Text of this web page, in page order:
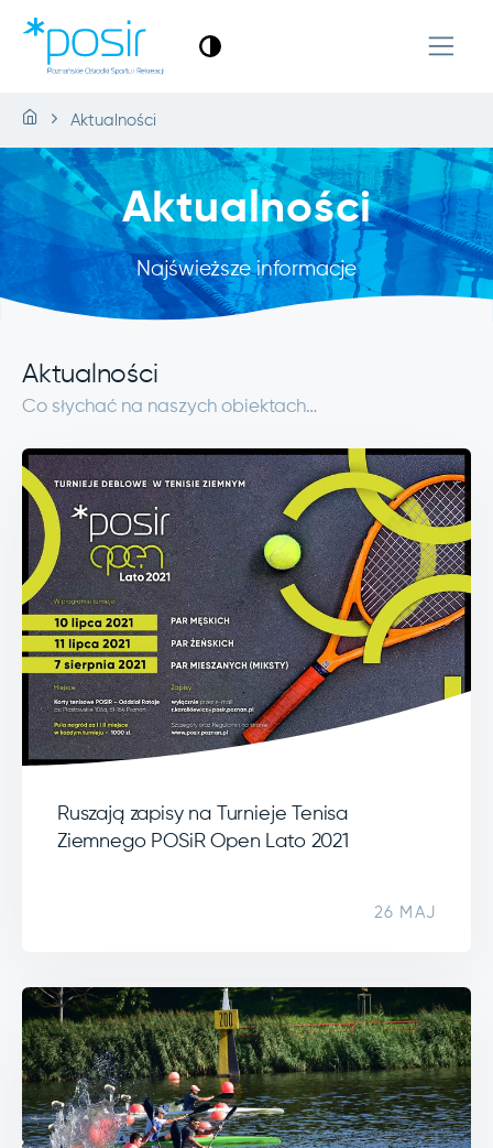
Aktualności
Aktualności
Najświeższe informacje
Aktualności
Co słychać na naszych obiektach…
Ruszają zapisy na Turnieje Tenisa
Ziemnego POSiR Open Lato 2021
26 MAJ